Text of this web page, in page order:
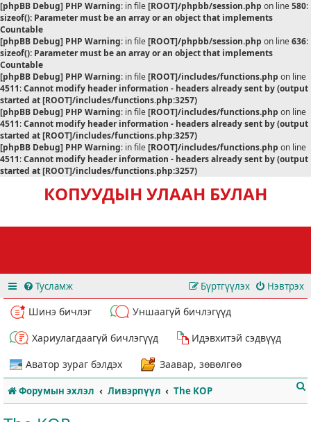
[phpBB Debug] PHP Warning: in file[ROOT]/phpbb/session.php on line580:
sizeof(): Parameter must be an array or an object that implements
Countable
[phpBB Debug] PHP Warning: in file[ROOT]/phpbb/session.php on line636:
sizeof(): Parameter must be an array or an object that implements
Countable
[phpBB Debug] PHP Warning: in file[ROOT]/includes/functions.php on line
4511:Cannot modify header information - headers already sent by (output
started at [ROOT]/includes/functions.php:3257)
[phpBB Debug] PHP Warning: in file[ROOT]/includes/functions.php on line
4511:Cannot modify header information - headers already sent by (output
started at [ROOT]/includes/functions.php:3257)
[phpBB Debug] PHP Warning: in file[ROOT]/includes/functions.php on line
4511:Cannot modify header information - headers already sent by (output
started at [ROOT]/includes/functions.php:3257)
КОПУУДЫН УЛААН БУЛАН
Тусламж Нэвтрэх
Бүртгүүлэх
Шинэ бичлэг
Уншаагүй бичлэгүүд
Хариулагдаагүй бичлэгүүд
Идэвхитэй сэдвүүд
Аватор зураг бэлдэх
Заавар, зөвөлгөө
Форумын эхлэл Ливэрпүүл The KOP